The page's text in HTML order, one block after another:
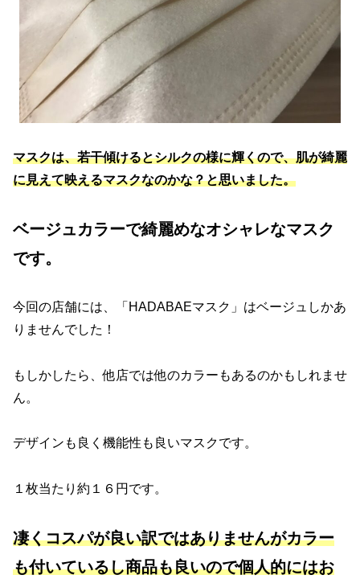
マスクは、若干傾けるとシルクの様に輝くので、肌が綺麗
に見えて映えるマスクなのかな？と思いました。
ベージュカラーで綺麗めなオシャレなマスク
です。
今回の店舗には、「HADABAEマスク」はベージュしかあ
りませんでした！
もしかしたら、他店では他のカラーもあるのかもしれませ
ん。
デザインも良く機能性も良いマスクです。
１枚当たり約１６円です。
凄くコスパが良い訳ではありませんがカラー
も付いているし商品も良いので個人的にはお